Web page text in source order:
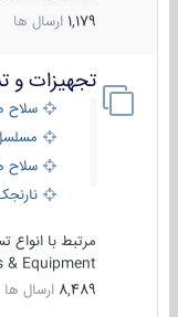
1,179 ارسال ها
تجهیزات و
سلاح
مسلسل
سلاح
نارنجک
مرتبط با انواع
& Equipment
8,489 ارسال ها